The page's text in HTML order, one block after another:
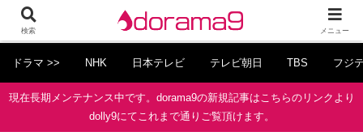
ドラマ >> NHK 日本テレビ テレビ朝日 TBS フジ
現在長期メンテナンス中です。dorama9の新規記事はこちらのリンクより
dolly9にてこれまで通りご覧頂けます。
検索 メニュー